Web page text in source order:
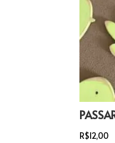
R$12,00